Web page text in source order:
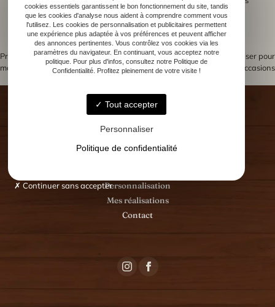
délais de réalisation, puisque le flux de travail reste ininterrompu.
L’efficacité et la cohérence globale du projet ressurgissent ainsi à
chaque étape.
Navigation
Previous:
Découvrir l’histoire du
mousqueton grave
Next: Coupe a personnaliser pour
toutes les occasions
Personnalisation
Mes réalisations
Contact
cookies essentiels garantissent le bon fonctionnement du site, tandis
que les cookies d'analyse nous aident à comprendre comment vous
l'utilisez. Les cookies de personnalisation et publicitaires permettent
une expérience plus adaptée à vos préférences et peuvent afficher
des annonces pertinentes. Vous contrôlez vos cookies via les
paramètres du navigateur. En continuant, vous acceptez notre
politique. Pour plus d'infos, consultez notre Politique de
Confidentialité. Profitez pleinement de votre visite !
Tout accepter
Personnaliser
Politique de confidentialité
Continuer sans accepter